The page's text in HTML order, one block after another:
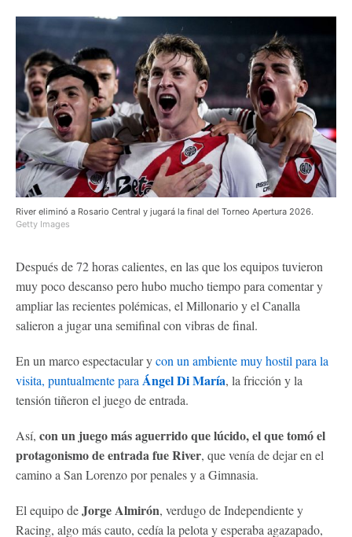
River eliminó a Rosario Central y jugará la final del Torneo Apertura 2026.
Getty Images
Después de 72 horas calientes, en las que los equipos tuvieron
muy poco descanso pero hubo mucho tiempo para comentar y
ampliar las recientes polémicas, el Millonario y el Canalla
salieron a jugar una semifinal con vibras de final.
En un marco espectacular ycon un ambiente muy hostil para la
visita, puntualmente para Ángel Di María, la fricción y la
tensión tiñeron el juego de entrada.
Así, con un juego más aguerrido que lúcido, el que tomó el
protagonismo de entrada fue River, que venía de dejar en el
camino a San Lorenzo por penales y a Gimnasia.
El equipo deJorge Almirón, verdugo de Independiente y
Racing, algo más cauto, cedía la pelota y esperaba agazapado,